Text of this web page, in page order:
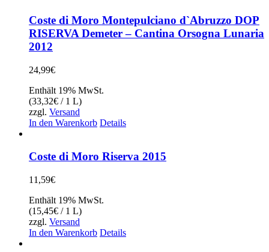
Coste di Moro Montepulciano d`Abruzzo DOP
RISERVA Demeter – Cantina Orsogna Lunaria
2012
24,99€
Enthält 19% MwSt.
(33,32€ / 1 L)
zzgl. Versand
In den Warenkorb Details
Coste di Moro Riserva 2015
11,59€
Enthält 19% MwSt.
(15,45€ / 1 L)
zzgl. Versand
In den Warenkorb Details